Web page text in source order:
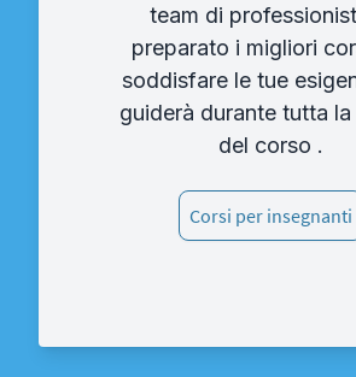
team di
preparato i migliori
soddisfare le tue
guiderà durante tutta
del corso .
Corsi per insegnanti